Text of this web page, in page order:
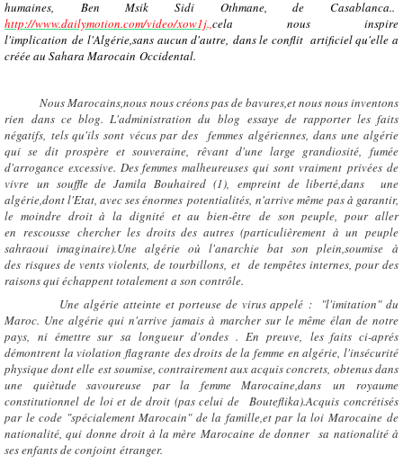
humaines, Ben Msik Sidi Othmane, de Casablanca..
http://www.dailymotion.com/video/xow1j.,cela nous inspire
l'implication de l'Algérie,sans aucun d'autre, dans le conflit artificiel qu'elle a
créée au Sahara Marocain Occidental.
Nous Marocains,nous nous créons pas de bavures,et nous nous inventons
rien dans ce blog. L'administration du blog essaye de rapporter les faits
négatifs, tels qu'ils sont vécus par des femmes algériennes, dans une algérie
qui se dit prospère et souveraine, rêvant d'une large grandiosité, fumée
d'arrogance excessive. Des femmes malheureuses qui sont vraiment privées de
vivre un souffle de Jamila Bouhaired (1), empreint de liberté,dans une
algérie,dont l'Etat, avec ses énormes potentialités, n'arrive même pas à garantir,
le moindre droit à la dignité et au bien-être de son peuple, pour aller
en rescousse chercher les droits des autres (particulièrement à un peuple
sahraoui imaginaire).Une algérie où l'anarchie bat son plein,soumise à
des risques de vents violents, de tourbillons, et de tempêtes internes, pour des
raisons qui échappent totalement a son contrôle.
Une algérie atteinte et porteuse de virus appelé : "l'imitation" du
Maroc. Une algérie qui n'arrive jamais à marcher sur le même élan de notre
pays, ni émettre sur sa longueur d'ondes . En preuve, les faits ci-aprés
démontrent la violation flagrante des droits de la femme en algérie, l'insécurité
physique dont elle est soumise, contrairement aux acquis concrets, obtenus dans
une quiètude savoureuse par la femme Marocaine,dans un royaume
constitutionnel de loi et de droit (pas celui de Bouteflika).Acquis concrétisés
par le code "spécialement Marocain" de la famille,et par la loi Marocaine de
nationalité, qui donne droit à la mère Marocaine de donner sa nationalité à
ses enfants de conjoint étranger.